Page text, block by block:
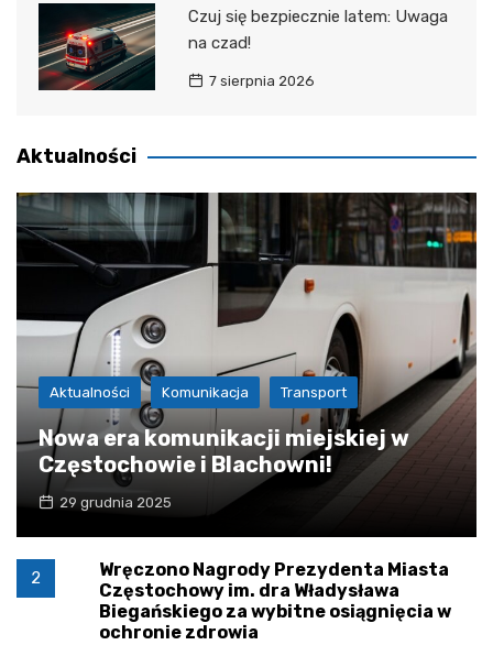
Czuj się bezpiecznie latem: Uwaga
na czad!
7 sierpnia 2026
Aktualności
Aktualności Komunikacja Transport
Nowa era komunikacji miejskiej w
Częstochowie i Blachowni!
29 grudnia 2025
2
Wręczono Nagrody Prezydenta Miasta
Częstochowy im. dra Władysława
Biegańskiego za wybitne osiągnięcia w
ochronie zdrowia